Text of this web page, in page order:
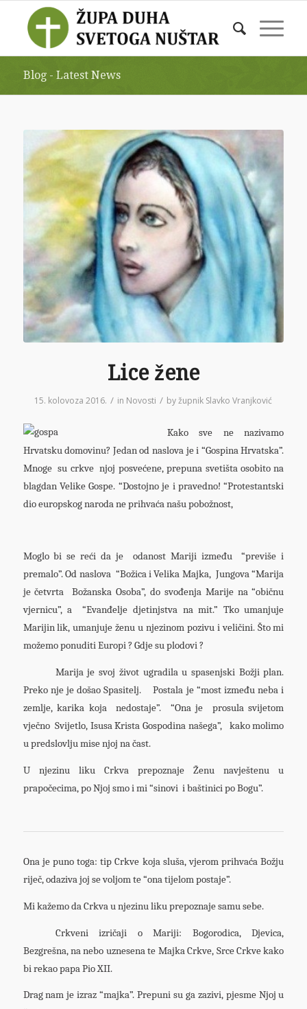
Blog - Latest News
Lice žene
15. kolovoza 2016. / in Novosti / byžupnik Slavko Vranjković
Kako sve ne nazivamo
Hrvatsku domovinu? Jedan od naslova je i “Gospina Hrvatska”.
Mnoge su crkve njoj posvećene, prepuna svetišta osobito na
blagdan Velike Gospe. “Dostojno je i pravedno! “Protestantski
dio europskog naroda ne prihvaća našu pobožnost,
Moglo bi se reći da je odanost Mariji između “previše i
premalo”. Od naslova “Božica i Velika Majka, Jungova “Marija
je četvrta Božanska Osoba”, do svođenja Marije na “običnu
vjernicu”, a “Evanđelje djetinjstva na mit.” Tko umanjuje
Marijin lik, umanjuje ženu u njezinom pozivu i veličini. Što mi
možemo ponuditi Europi ? Gdje su plodovi ?
Marija je svoj život ugradila u spasenjski Božji plan.
Preko nje je došao Spasitelj. Postala je “most između neba i
zemlje, karika koja nedostaje”. “Ona je prosula svijetom
vječno Svijetlo, Isusa Krista Gospodina našega”, kako molimo
u predslovlju mise njoj na čast.
U njezinu liku Crkva prepoznaje Ženu navještenu u
prapočecima, po Njoj smo i mi “sinovi i baštinici po Bogu”.
Ona je puno toga: tip Crkve koja sluša, vjerom prihvaća Božju
riječ, odaziva joj se voljom te “ona tijelom postaje”.
Mi kažemo da Crkva u njezinu liku prepoznaje samu sebe.
Crkveni izričaji o Mariji: Bogorodica, Djevica,
Bezgrešna, na nebo uznesena te Majka Crkve, Srce Crkve kako
bi rekao papa Pio XII.
Drag nam je izraz “majka”. Prepuni su ga zazivi, pjesme Njoj u